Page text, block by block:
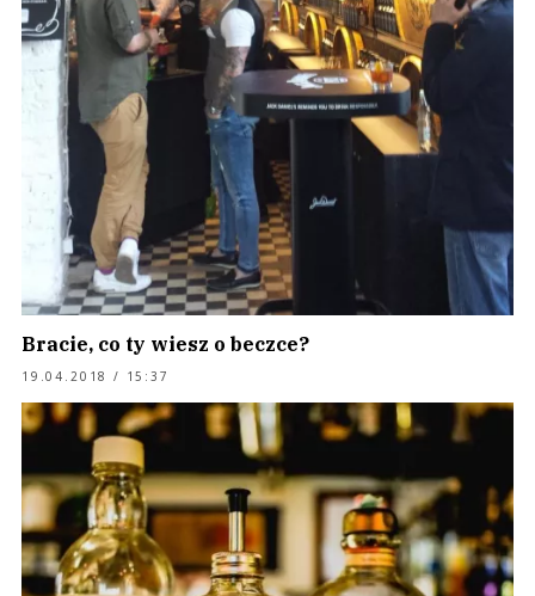
Bracie, co ty wiesz o beczce?
19.04.2018 / 15:37